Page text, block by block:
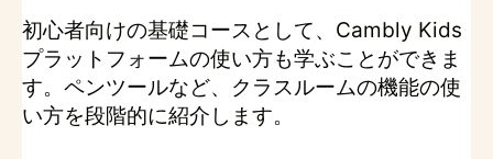
初心者向けの基礎コースとして、Cambly Kids
プラットフォームの使い方も学ぶことができま
す。ペンツールなど、クラスルームの機能の使
い方を段階的に紹介します。